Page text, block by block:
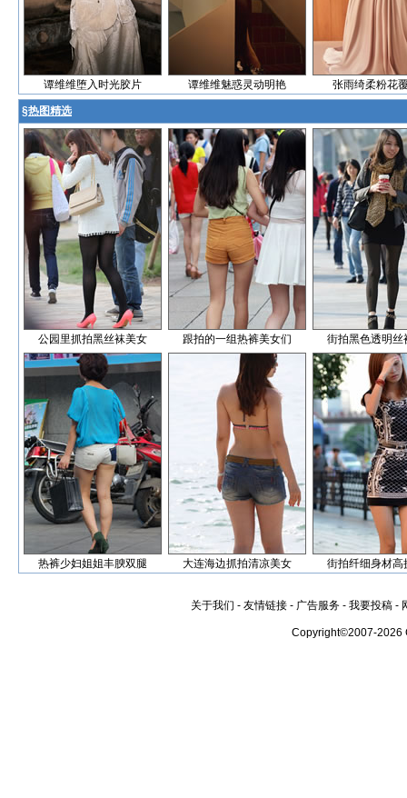
谭维维堕入时光胶片 谭维维魅惑灵动明艳 张雨绮柔粉花
§热图精选
公园里抓拍黑丝袜美女 跟拍的一组热裤美女们 街拍黑色透明丝
热裤少妇姐姐丰腴双腿 大连海边抓拍清凉美女 街拍纤细身材高
关于我们 - 友情链接 - 广告服务 - 我要投稿 -
Copyright©2007-2026